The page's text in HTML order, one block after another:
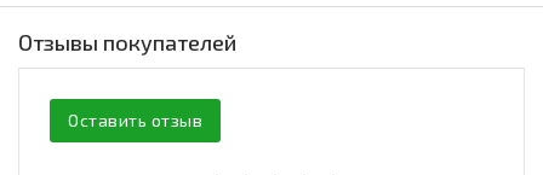
Отзывы покупателей
Оставить отзыв